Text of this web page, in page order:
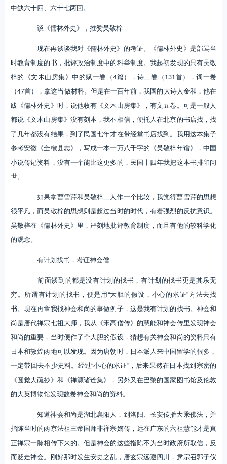
中缺六十四、六十七两回。
谈《儒林外史》，推赞吴敬梓
现在再谈谈我对《儒林外史》的考证。《儒林外史》是部骂当
时教育制度的书，批评政治制度中的科举制度。我起初发现的只有吴敬
梓的《文木山房集》中的赋一卷（4篇），诗二卷（131首），词一卷
（47首），拿这当做材料。但是在一百年前，我国的大诗人金和，他在
跋《儒林外史》时，说他收有《文木山房集》，有文五卷。可是一般人
都说《文木山房集》没有刻本，我不相信，便托人在北京的书店找，找
了几年都没有结果，到了民国七年才在带经堂书店找到。我用这本集子
参考安徽《全椒县志》，写成一本一万八千字的《吴敬梓年谱》，中国
小说传记资料，没有一个能比这更多的，民国十四年我把这本书排印问
世。
如果拿曹雪芹和吴敬梓二人作一个比较，我觉得曹雪芹的思想
很平凡，而吴敬梓的思想则是超过当时的时代，有着强烈的反抗意识。
吴敬梓在《儒林外史》里，严刻地批评教育制度，而且有他的较科学化
的观念。
有计划找书，考证神会僧
前面谈到的都是没有计划的找书，有计划的找书更是其乐无
穷。所谓有计划的找书，便是用“大胆的假设，小心的求证”方法去找
书。现在再拿我找神会和尚的事做例子，这是我有计划的找书。神会和
尚是唐代禅宗七祖大师，我从《宋高僧传》的慧能和神会传里发现神会
和尚的重要，当时便作了个大胆的假设，猜想有关神会和尚的资料只有
日本和敦煌两地可以发现。因为唐朝时，日本派人来中国留学的很多，
一定带回去不少史料。经过“小心的求证”，后来果然在日本找到宗密的
《圆觉大疏抄》和《禅源诸诠集》，另外又在巴黎的国家图书馆及伦敦
的大英博物馆发现数卷神会和尚的资料。
知道神会和尚是湖北襄阳人，到洛阳、长安传播大乘佛法，并
指陈当时的两京法祖三帝国师非禅宗嫡传，远在广东的六祖慧能才是真
正禅宗一脉相传下来的。但是神会的这些指陈不为当时政府所取信，反
而贬走神会。刚好那时发生安史之乱，唐玄宗远避四川，肃宗召郭子仪